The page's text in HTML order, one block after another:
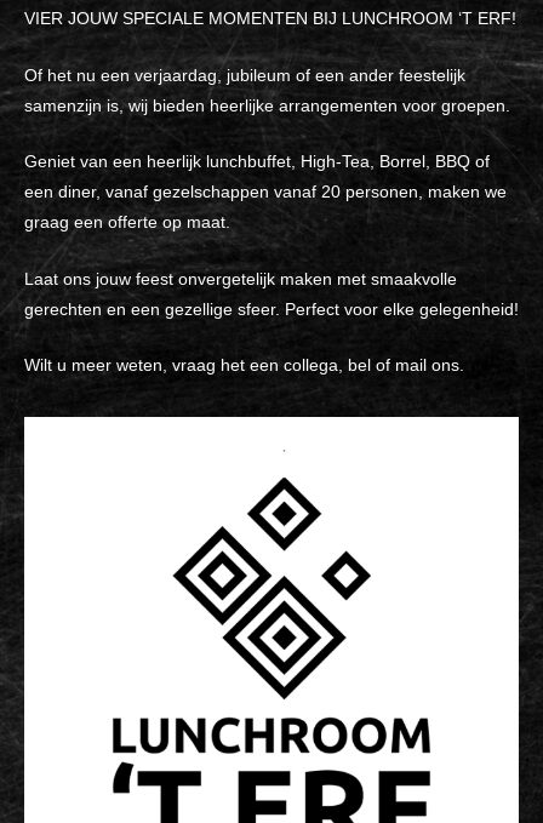
VIER JOUW SPECIALE MOMENTEN BIJ LUNCHROOM ‘T ERF!
Of het nu een verjaardag, jubileum of een ander feestelijk
samenzijn is, wij bieden heerlijke arrangementen voor groepen.
Geniet van een heerlijk lunchbuffet, High-Tea, Borrel, BBQ of
een diner, vanaf gezelschappen vanaf 20 personen, maken we
graag een offerte op maat.
Laat ons jouw feest onvergetelijk maken met smaakvolle
gerechten en een gezellige sfeer. Perfect voor elke gelegenheid!
Wilt u meer weten, vraag het een collega, bel of mail ons.